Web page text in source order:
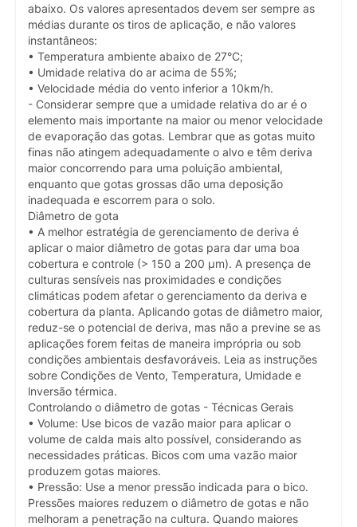
abaixo. Os valores apresentados devem ser sempre as
médias durante os tiros de aplicação, e não valores
instantâneos:
• Temperatura ambiente abaixo de 27°C;
• Umidade relativa do ar acima de 55%;
• Velocidade média do vento inferior a 10km/h.
- Considerar sempre que a umidade relativa do ar é o
elemento mais importante na maior ou menor velocidade
de evaporação das gotas. Lembrar que as gotas muito
finas não atingem adequadamente o alvo e têm deriva
maior concorrendo para uma poluição ambiental,
enquanto que gotas grossas dão uma deposição
inadequada e escorrem para o solo.
Diâmetro de gota
• A melhor estratégia de gerenciamento de deriva é
aplicar o maior diâmetro de gotas para dar uma boa
cobertura e controle (> 150 a 200 µm). A presença de
culturas sensíveis nas proximidades e condições
climáticas podem afetar o gerenciamento da deriva e
cobertura da planta. Aplicando gotas de diâmetro maior,
reduz-se o potencial de deriva, mas não a previne se as
aplicações forem feitas de maneira imprópria ou sob
condições ambientais desfavoráveis. Leia as instruções
sobre Condições de Vento, Temperatura, Umidade e
lnversão térmica.
Controlando o diâmetro de gotas - Técnicas Gerais
• Volume: Use bicos de vazão maior para aplicar o
volume de calda mais alto possível, considerando as
necessidades práticas. Bicos com uma vazão maior
produzem gotas maiores.
• Pressão: Use a menor pressão indicada para o bico.
Pressões maiores reduzem o diâmetro de gotas e não
melhoram a penetração na cultura. Quando maiores